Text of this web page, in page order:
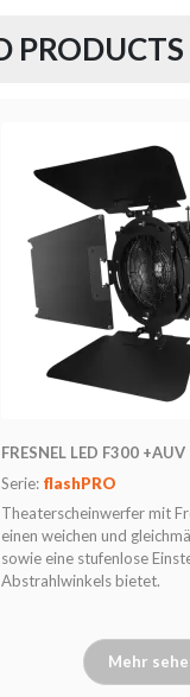
PRODUCTS
FRESNEL LED F300 +AUV
Serie: flashPRO
Theaterscheinwerfer mit
einen weichen und
sowie eine stufenlose
Abstrahlwinkels bietet.
Mehr